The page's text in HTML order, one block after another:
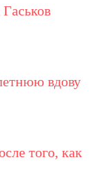
вдову
того, как